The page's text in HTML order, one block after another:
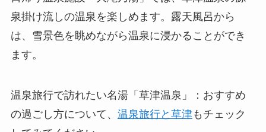
泉掛け流しの温泉を楽しめます。露天風呂から
は、雪景色を眺めながら温泉に浸かることができ
ます。
温泉旅行で訪れたい名湯「草津温泉」：おすすめ
の過ごし方について、 温泉旅行と草津もチェック